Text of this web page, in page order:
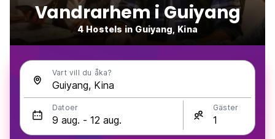
Vandrarhem i Guiyang
4 Hostels in Guiyang, Kina
Vart vill du åka?
Datoer Gäster